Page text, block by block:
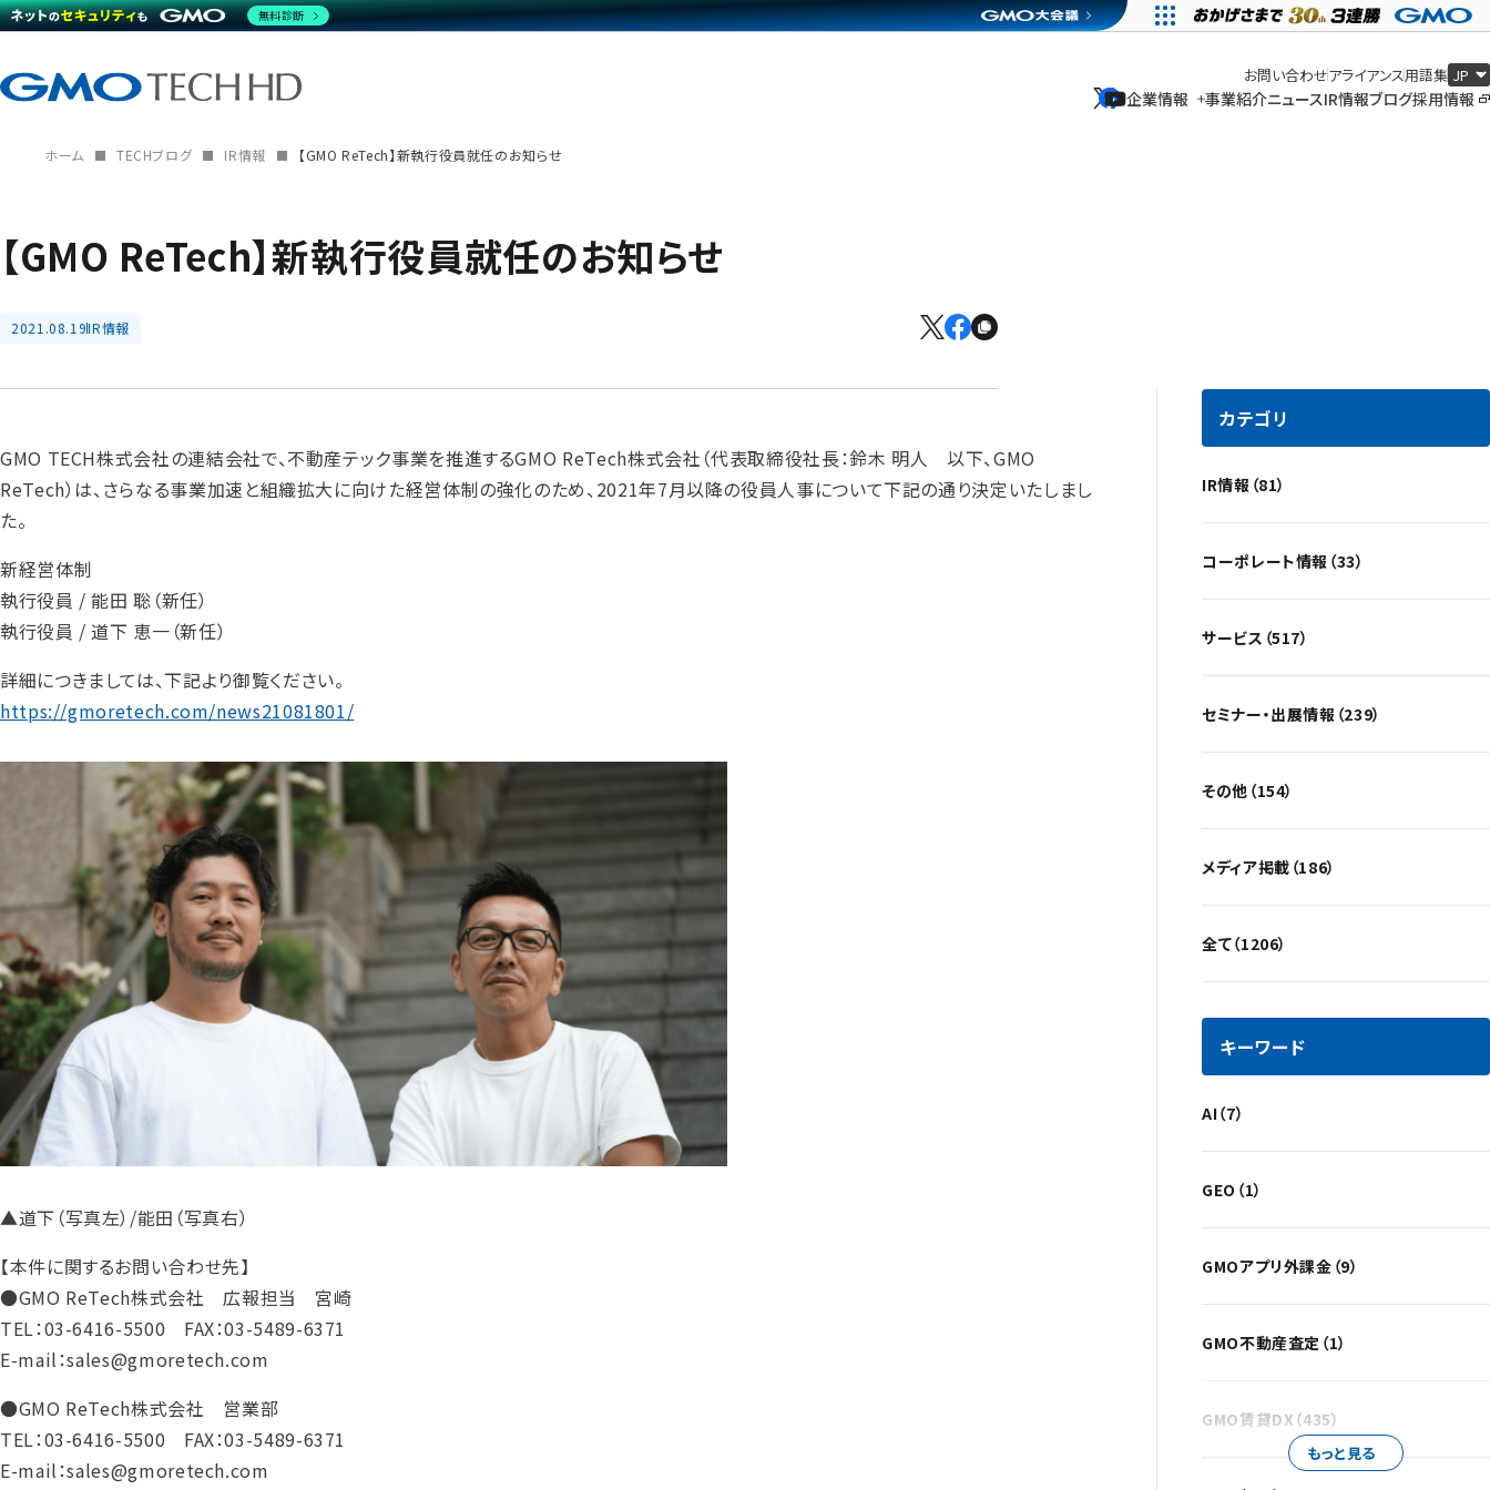
企業情報
企業情報
事業紹介ニュースIR情報ブログ採用情報
お問い合わせアライアンス用語集
ホーム TECHブログ IR情報 【GMO ReTech】新執行役員就任のお知らせ
【GMO ReTech】新執行役員就任のお知らせ
2021.08.19IR情報
GMO TECH株式会社の連結会社で、不動産テック事業を推進するGMO ReTech株式会社（代表取締役社長：鈴木 明人 以下、GMO
ReTech）は、さらなる事業加速と組織拡大に向けた経営体制の強化のため、2021年7月以降の役員人事について下記の通り決定いたしまし
た。
新経営体制
執行役員 / 能田 聡（新任）
執行役員 / 道下 恵一（新任）
詳細につきましては、下記より御覧ください。
https://gmoretech.com/news21081801/
▲道下（写真左）/能田（写真右）
【本件に関するお問い合わせ先】
●GMO ReTech株式会社 広報担当 宮崎
TEL：03-6416-5500 FAX：03-5489-6371
E-mail：sales@gmoretech.com
●GMO ReTech株式会社 営業部
TEL：03-6416-5500 FAX：03-5489-6371
E-mail：sales@gmoretech.com
カテゴリ
IR情報（81）
コーポレート情報（33）
サービス（517）
セミナー・出展情報（239）
その他（154）
メディア掲載（186）
全て（1206）
キーワード
AI（7）
GEO（1）
GMOアプリ外課金（9）
GMO不動産査定（1）
GMO賃貸DX（435）
もっと見る
無料診断